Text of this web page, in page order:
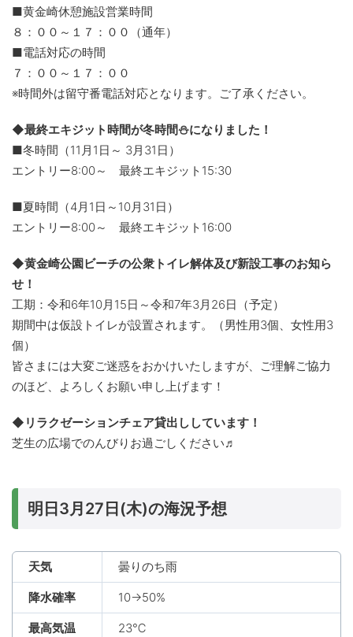
■黄金崎休憩施設営業時間
８：００～１７：００（通年）
■電話対応の時間
７：００～１７：００
※時間外は留守番電話対応となります。ご了承ください。
◆最終エキジット時間が冬時間⛄になりました！
■冬時間（11月1日～ 3月31日）
エントリー8:00～ 最終エキジット15:30
■夏時間（4月1日～10月31日）
エントリー8:00～ 最終エキジット16:00
◆黄金崎公園ビーチの公衆トイレ解体及び新設工事のお知ら
せ！
工期：令和6年10月15日～令和7年3月26日（予定）
期間中は仮設トイレが設置されます。（男性用3個、女性用3
個）
皆さまには大変ご迷惑をおかけいたしますが、ご理解ご協力
のほど、よろしくお願い申し上げます！
◆リラクゼーションチェア貸出ししています！
芝生の広場でのんびりお過ごしください♬
明日3月27日(木)の海況予想
天気 曇りのち雨
降水確率 10→50%
最高気温 23℃